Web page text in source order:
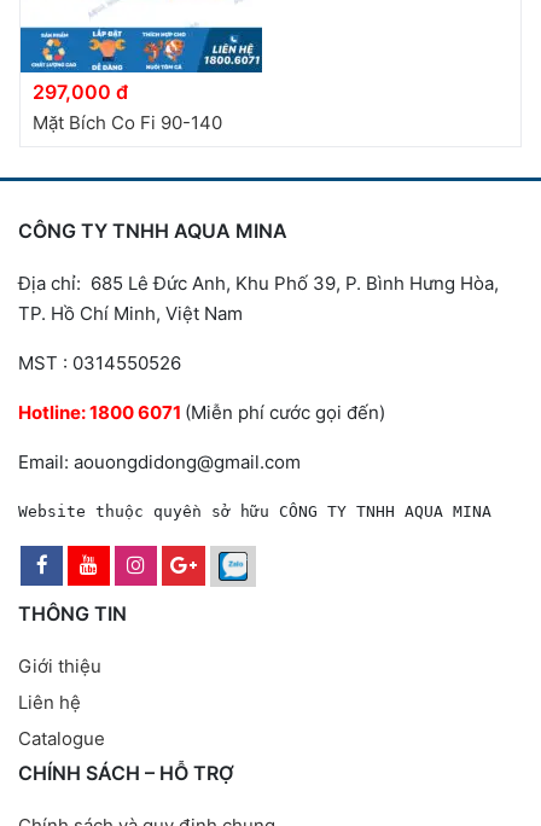
297,000 đ
Mặt Bích Co Fi 90-140
CÔNG TY TNHH AQUA MINA
Địa chỉ: 685 Lê Đức Anh, Khu Phố 39, P. Bình Hưng Hòa,
TP. Hồ Chí Minh, Việt Nam
MST : 0314550526
Hotline:1800 6071 (Miễn phí cước gọi đến)
Email: aouongdidong@gmail.com
Website thuộc quyền sở hữu CÔNG TY TNHH AQUA MINA
THÔNG TIN
Giới thiệu
Liên hệ
Catalogue
CHÍNH SÁCH – HỖ TRỢ